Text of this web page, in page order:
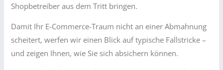
Shopbetreiber aus dem Tritt bringen.
Damit Ihr E-Commerce-Traum nicht an einer Abmahnung
scheitert, werfen wir einen Blick auf typische Fallstricke –
und zeigen Ihnen, wie Sie sich absichern können.